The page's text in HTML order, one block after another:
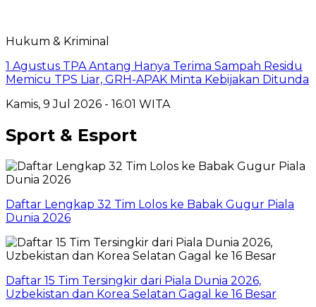
Hukum & Kriminal
1 Agustus TPA Antang Hanya Terima Sampah Residu
Memicu TPS Liar, GRH-APAK Minta Kebijakan Ditunda
Kamis, 9 Jul 2026 - 16:01 WITA
Sport & Esport
Daftar Lengkap 32 Tim Lolos ke Babak Gugur Piala
Dunia 2026
Daftar 15 Tim Tersingkir dari Piala Dunia 2026,
Uzbekistan dan Korea Selatan Gagal ke 16 Besar